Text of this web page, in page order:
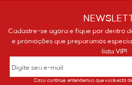
Cadastre-se agora e fique por dentro
e promoções que preparamos
lista VIP!
Caso continue, entendemos que você está